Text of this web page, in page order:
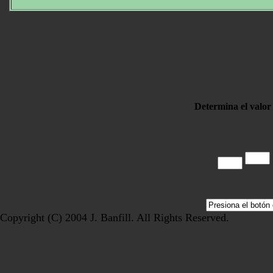
Determina el valor
Copyright (C) 2004 J. Banfill. All Rights Reserved.